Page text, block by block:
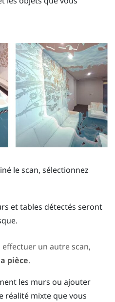
le scan, sélectionnez
et tables détectés seront
effectuer un autre scan,
pièce.
les murs ou ajouter
réalité mixte que vous